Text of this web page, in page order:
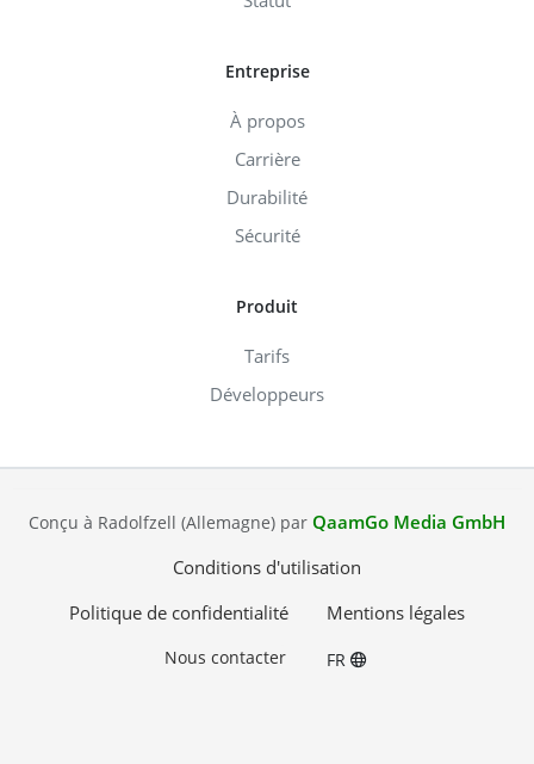
Entreprise
À propos
Carrière
Durabilité
Sécurité
Produit
Tarifs
Développeurs
Conçu à Radolfzell (Allemagne) par QaamGo Media GmbH
Conditions d'utilisation
Politique de confidentialité
Mentions légales
Nous contacter FR